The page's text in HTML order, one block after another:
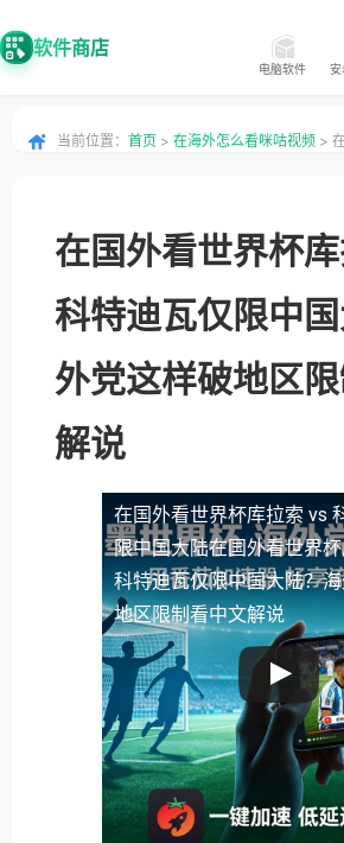
软件商店
电脑软件 安
当前位置： 首页 > 在海外怎么看咪咕视频 >
在国外看世界杯
科特迪瓦仅限中
外党这样破地区
解说
在国外看世界杯库拉索 vs
限中国大陆在国外看世界
科特迪瓦仅限中国大陆？
地区限制看中文解说